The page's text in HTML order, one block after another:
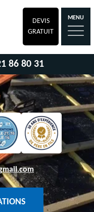
DEVIS
GRATUIT
MENU
86 80 31